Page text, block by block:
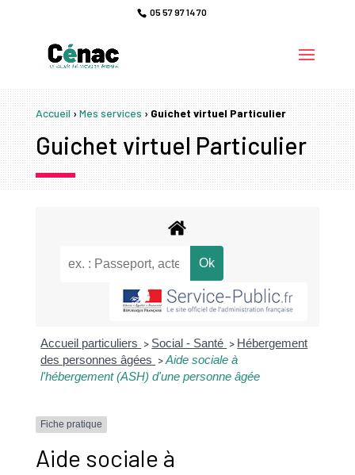
05 57 97 14 70
Accueil›Mes services›Guichet virtuel Particulier
Guichet virtuel Particulier
Accueil particuliers > Social - Santé > Hébergement
des personnes âgées > Aide sociale à
l'hébergement (ASH) d'une personne âgée
Fiche pratique
Aide sociale à